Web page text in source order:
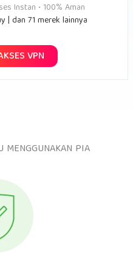
Instan • 100% Aman
| dan 71 merek lainnya
VPN
MENGGUNAKAN PIA